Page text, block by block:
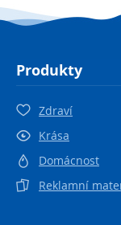
Produkty
Zdraví
Krása
Domácnost
Reklamní